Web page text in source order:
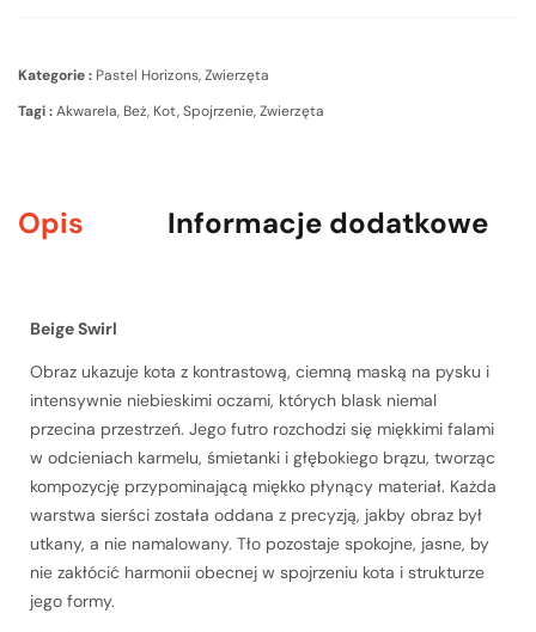
Kategorie : Pastel Horizons,Zwierzęta
Tagi :Akwarela, Beż, Kot,Spojrzenie,Zwierzęta
Opis Informacje dodatkowe
Beige Swirl
Obraz ukazuje kota z kontrastową, ciemną maską na pysku i
intensywnie niebieskimi oczami, których blask niemal
przecina przestrzeń. Jego futro rozchodzi się miękkimi falami
w odcieniach karmelu, śmietanki i głębokiego brązu, tworząc
kompozycję przypominającą miękko płynący materiał. Każda
warstwa sierści została oddana z precyzją, jakby obraz był
utkany, a nie namalowany. Tło pozostaje spokojne, jasne, by
nie zakłócić harmonii obecnej w spojrzeniu kota i strukturze
jego formy.